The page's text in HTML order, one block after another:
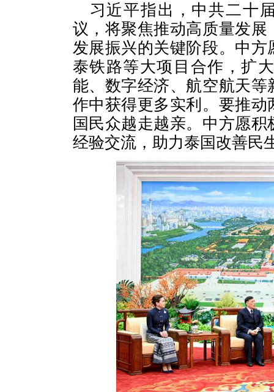
习近平指出，中共二十
议，将聚焦推动高质量发
发展振兴的关键阶段。中
泰铁路等大项目合作，扩
能、数字经济、航空航天
作中获得更多实利。要推
国民众越走越亲。中方愿
经验交流，助力泰国改善民